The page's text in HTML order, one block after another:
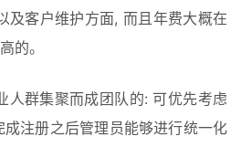
及客户维护方面, 而且年费大概在
的。
人群集聚而成团队的: 可优先考虑
注册之后管理员能够进行统一化